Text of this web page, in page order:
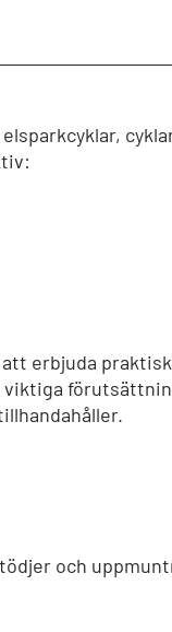
n
erbjuda
viktiga
och